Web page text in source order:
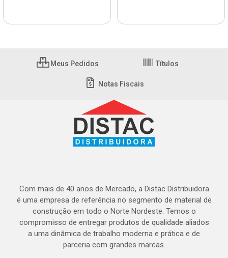
Meus Pedidos Títulos
Notas Fiscais
Com mais de 40 anos de Mercado, a Distac Distribuidora
é uma empresa de referência no segmento de material de
construção em todo o Norte Nordeste. Temos o
compromisso de entregar produtos de qualidade aliados
a uma dinâmica de trabalho moderna e prática e de
parceria com grandes marcas.